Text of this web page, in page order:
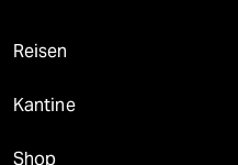
Reisen
Kantine
Shop